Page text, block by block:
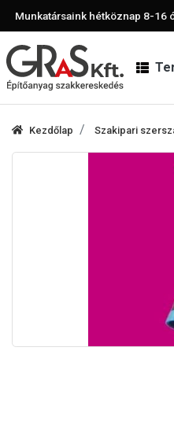
Munkatársaink hétköznap 8-16
Kezdőlap Szakipari